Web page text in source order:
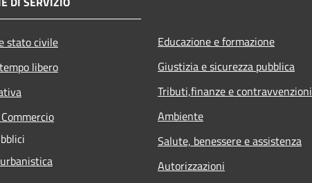
stato civile
libero
Educazione e formazione
Giustizia e sicurezza pubblica
Tributi,finanze e contravvenzioni
Ambiente
Salute, benessere e assistenza
Autorizzazioni